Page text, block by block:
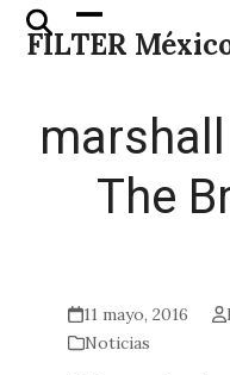
Skip
FILTER
Open
mobile
Close
mobile
The
11 mayo, 2016
Noticias